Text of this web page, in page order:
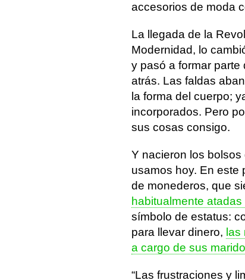
accesorios de moda
La llegada de la
Modernidad, lo
y pasó a formar
atrás. Las faldas
la forma del cuerpo;
incorporados. Pero
sus cosas consigo.
Y nacieron los
usamos hoy. En este
de monederos, que
habitualmente
símbolo de estatus:
para llevar dinero,
a cargo de sus
“Las frustraciones y